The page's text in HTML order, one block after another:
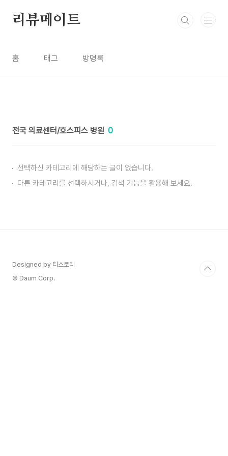
리뷰메이트
홈 태그 방명록
전국 의료센터/호스피스 병원 0
선택하신 카테고리에 해당하는 글이 없습니다.
다른 카테고리를 선택하시거나, 검색 기능을 활용해 보세요.
Designed by 티스토리
© Daum Corp.